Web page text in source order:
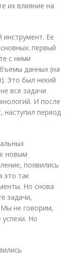
их влияние на
Ее
первый
с ними
данных (на
Это был некий
все задачи
И после
наступил период
новым
появились
это так
Но снова
задачи,
Мы не говорим,
Но